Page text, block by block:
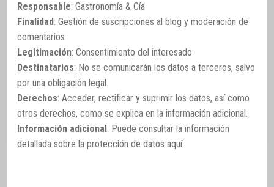
Responsable: Gastronomía & Cía
Finalidad: Gestión de suscripciones al blog y moderación de
comentarios
Legitimación: Consentimiento del interesado
Destinatarios: No se comunicarán los datos a terceros, salvo
por una obligación legal.
Derechos: Acceder, rectificar y suprimir los datos, así como
otros derechos, como se explica en la información adicional.
Información adicional : Puede consultar la información
detallada sobre la protección de datos aquí.